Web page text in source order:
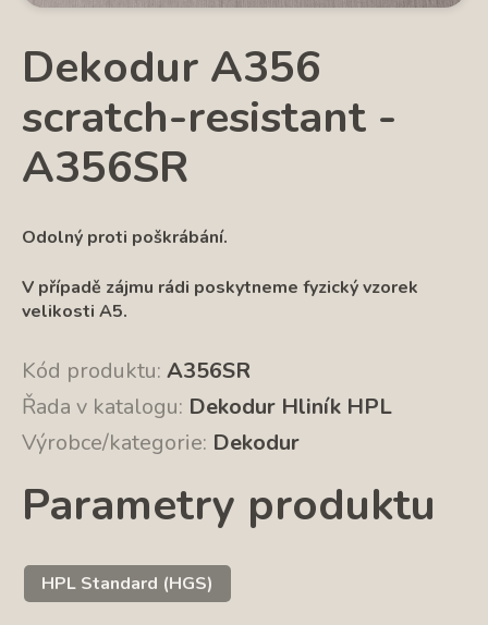
Dekodur A356
scratch-resistant -
A356SR
Odolný proti poškrábání.
V případě zájmu rádi poskytneme fyzický vzorek
velikosti A5.
Kód produktu: A356SR
Řada v katalogu: Dekodur Hliník HPL
Výrobce/kategorie: Dekodur
Parametry produktu
HPL Standard (HGS)